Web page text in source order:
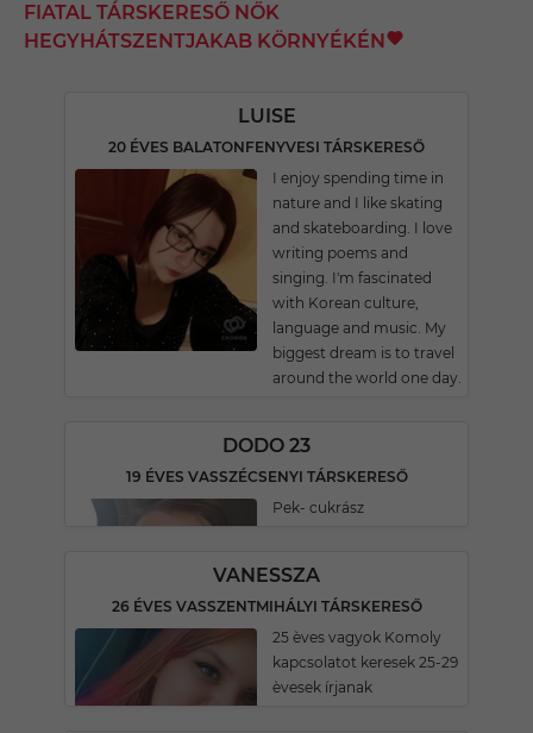
FIATAL TÁRSKERESŐ NŐK
HEGYHÁTSZENTJAKAB KÖRNYÉKÉN
LUISE
20 ÉVES BALATONFENYVESI TÁRSKERESŐ
I enjoy spending time in
nature and I like skating
and skateboarding. I love
writing poems and
singing. I'm fascinated
with Korean culture,
language and music. My
biggest dream is to travel
around the world one day.
DODO 23
19 ÉVES VASSZÉCSENYI TÁRSKERESŐ
Pek- cukrász
VANESSZA
26 ÉVES VASSZENTMIHÁLYI TÁRSKERESŐ
25 èves vagyok Komoly
kapcsolatot keresek 25-29
èvesek írjanak